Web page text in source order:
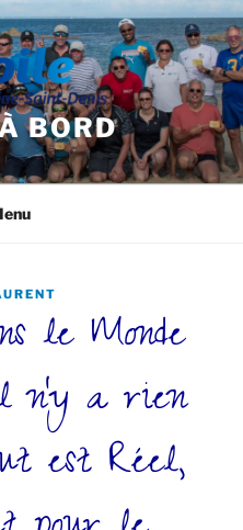
BORD
le Monde
n’y a rien
est Réel,